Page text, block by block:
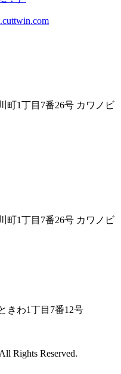
町1丁目7番26号 カワノビ
町1丁目7番26号 カワノビ
きわ1丁目7番12号
Rights Reserved.